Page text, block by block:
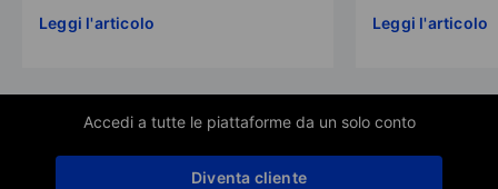
Leggi l'articolo
Leggi l'articolo
Accedi a tutte le piattaforme da un solo conto
Diventa cliente